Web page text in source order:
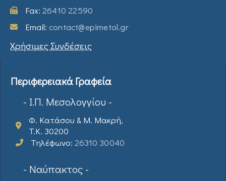
Fax: 26410 22590
Email: contact@epimetol.gr
Χρήσιμες Συνδέσεις
Περιφερειακά Γραφεία
- Ι.Π. Μεσολογγίου -
Φ. Κατάσου & Μ. Μακρή,
T.K. 30200
Τηλέφωνο: 26310 30040
- Ναύπακτος -